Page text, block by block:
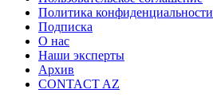
Политика конфиденциальности
Подписка
О нас
Наши эксперты
Архив
CONTACT AZ